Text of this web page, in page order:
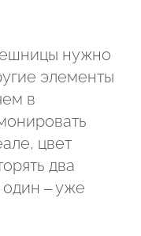
нужно
элементы
в
цвет
два
– уже